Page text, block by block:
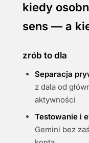
kiedy
sens — a
zrób to dla
Separacja
z dala od
aktywności
Testowanie i
Gemini bez